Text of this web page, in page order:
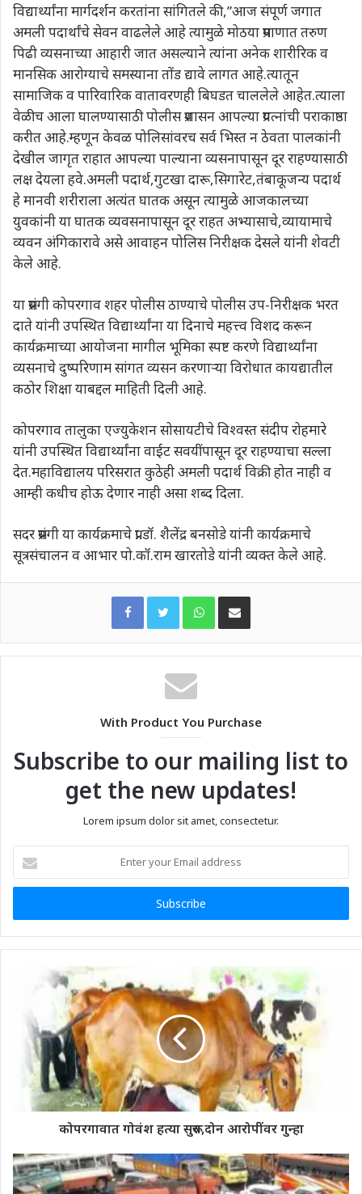
विद्यार्थ्यांना मार्गदर्शन करतांना सांगितले की,”आज संपूर्ण जगात
अमली पदार्थांचे सेवन वाढलेले आहे त्यामुळे मोठया प्रमाणात तरुण
पिढी व्यसनाच्या आहारी जात असल्याने त्यांना अनेक शारीरिक व
मानसिक आरोग्याचे समस्याना तोंड द्यावे लागत आहे.त्यातून
सामाजिक व पारिवारिक वातावरणही बिघडत चाललेले आहेत.त्याला
वेळीच आला घालण्यासाठी पोलीस प्रशासन आपल्या प्रयत्नांची पराकाष्ठा
करीत आहे.म्हणून केवळ पोलिसांवरच सर्व भिस्त न ठेवता पालकांनी
देखील जागृत राहात आपल्या पाल्याना व्यसनापासून दूर राहण्यासाठी
लक्ष देयला हवे.अमली पदार्थ,गुटखा दारू,सिगारेट,तंबाकूजन्य पदार्थ
हे मानवी शरीराला अत्यंत घातक असून त्यामुळे आजकालच्या
युवकांनी या घातक व्यवसनापासून दूर राहत अभ्यासाचे,व्यायामाचे
व्यवन अंगिकारावे असे आवाहन पोलिस निरीक्षक देसले यांनी शेवटी
केले आहे.
या प्रसंगी कोपरगाव शहर पोलीस ठाण्याचे पोलीस उप-निरीक्षक भरत
दाते यांनी उपस्थित विद्यार्थ्यांना या दिनाचे महत्त्व विशद करून
कार्यक्रमाच्या आयोजना मागील भूमिका स्पष्ट करणे विद्यार्थ्यांना
व्यसनाचे दुष्परिणाम सांगत व्यसन करणाऱ्या विरोधात कायद्यातील
कठोर शिक्षा याबद्दल माहिती दिली आहे.
कोपरगाव तालुका एज्युकेशन सोसायटीचे विश्वस्त संदीप रोहमारे
यांनी उपस्थित विद्यार्थ्यांना वाईट सवयींपासून दूर राहण्याचा सल्ला
देत.महाविद्यालय परिसरात कुठेही अमली पदार्थ विक्री होत नाही व
आम्ही कधीच होऊ देणार नाही असा शब्द दिला.
सदर प्रसंगी या कार्यक्रमाचे प्रा.डॉ. शैलेंद्र बनसोडे यांनी कार्यक्रमाचे
सूत्रसंचालन व आभार पो.कॉ.राम खारतोडे यांनी व्यक्त केले आहे.
WhatsAppShare via Email
With Product You Purchase
Subscribe to our mailing list to
get the new updates!
Lorem ipsum dolor sit amet, consectetur.
your
Email
कोपरगावात गोवंश हत्या सुरूच,दोन आरोपींवर गुन्हा